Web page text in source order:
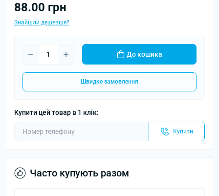
88.00 грн
Знайшли дешевше?
До кошика
Швидке замовлення
Купити цей товар в 1 клік:
Купити
Часто купують разом